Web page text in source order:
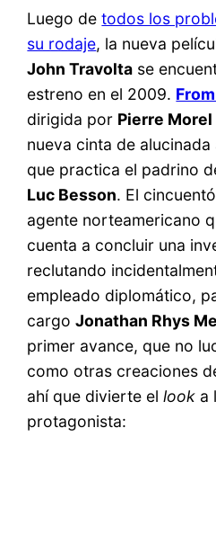
Luego detodos los
su rodaje, la nueva
John Travolta se
estreno en el 2009.
dirigida por Pierre Morel
nueva cinta de
que practica el padrino
Luc Besson. El
agente norteamericano
cuenta a concluir una
reclutando
empleado diplomático,
cargoJonathan Rhys
primer avance, que no
como otras creaciones
ahí que divierte ellook a
protagonista: